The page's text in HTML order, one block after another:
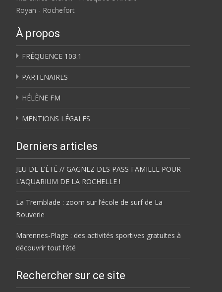
Royan - Rochefort
À propos
FRÉQUENCE 103.1
PARTENAIRES
HÉLÈNE FM
MENTIONS LÉGALES
Derniers articles
JEU DE L’ÉTÉ // GAGNEZ DES PASS FAMILLE POUR
L’AQUARIUM DE LA ROCHELLE !
La Tremblade : zoom sur l’école de surf de La
Bouverie
Marennes-Plage : des activités sportives gratuites à
découvrir tout l’été
Rechercher sur ce site